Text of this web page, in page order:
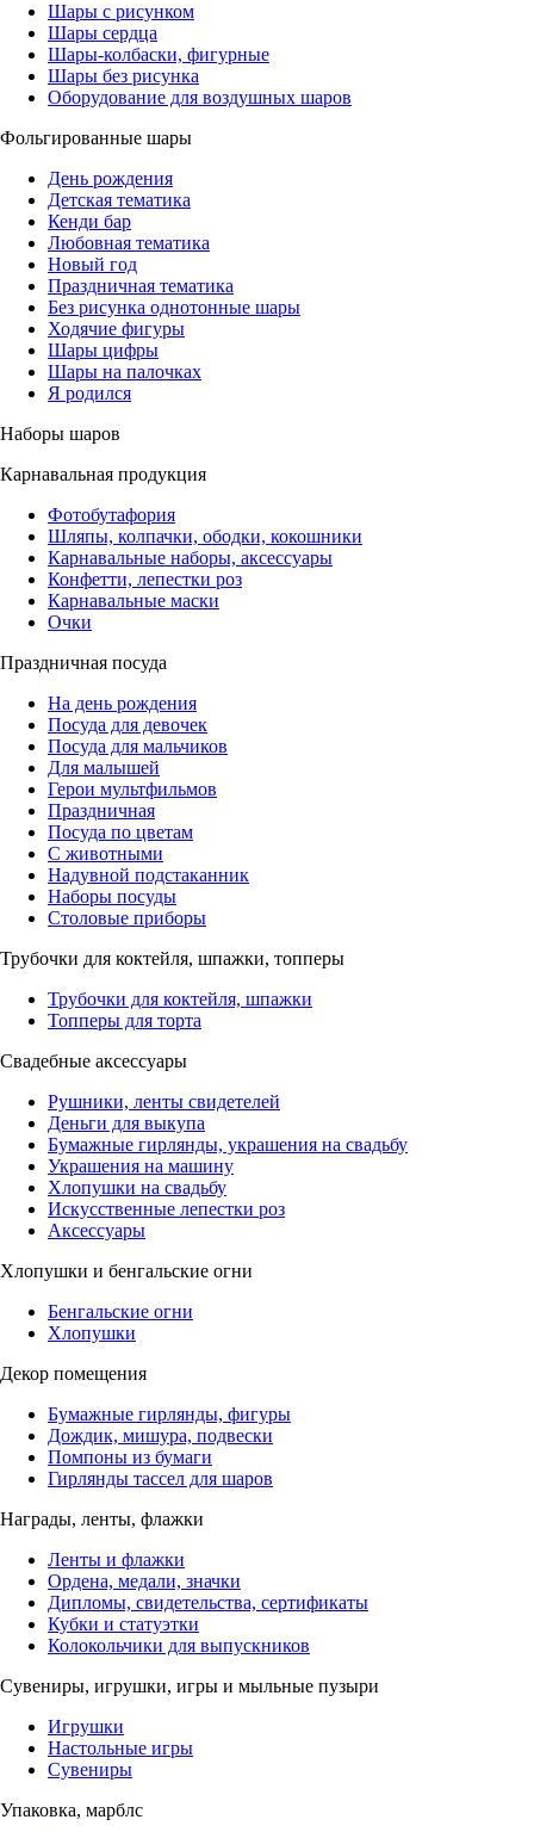
Шары с рисунком
Шары сердца
Шары-колбаски, фигурные
Шары без рисунка
Оборудование для воздушных шаров
Фольгированные шары
День рождения
Детская тематика
Кенди бар
Любовная тематика
Новый год
Праздничная тематика
Без рисунка однотонные шары
Ходячие фигуры
Шары цифры
Шары на палочках
Я родился
Наборы шаров
Карнавальная продукция
Фотобутафория
Шляпы, колпачки, ободки, кокошники
Карнавальные наборы, аксессуары
Конфетти, лепестки роз
Карнавальные маски
Очки
Праздничная посуда
На день рождения
Посуда для девочек
Посуда для мальчиков
Для малышей
Герои мультфильмов
Праздничная
Посуда по цветам
С животными
Надувной подстаканник
Наборы посуды
Столовые приборы
Трубочки для коктейля, шпажки, топперы
Трубочки для коктейля, шпажки
Топперы для торта
Свадебные аксессуары
Рушники, ленты свидетелей
Деньги для выкупа
Бумажные гирлянды, украшения на свадьбу
Украшения на машину
Хлопушки на свадьбу
Искусственные лепестки роз
Аксессуары
Хлопушки и бенгальские огни
Бенгальские огни
Хлопушки
Декор помещения
Бумажные гирлянды, фигуры
Дождик, мишура, подвески
Помпоны из бумаги
Гирлянды тассел для шаров
Награды, ленты, флажки
Ленты и флажки
Ордена, медали, значки
Дипломы, свидетельства, сертификаты
Кубки и статуэтки
Колокольчики для выпускников
Сувениры, игрушки, игры и мыльные пузыри
Игрушки
Настольные игры
Сувениры
Упаковка, марблс